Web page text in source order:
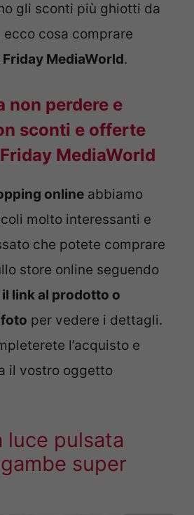
gli sconti più ghiotti da
cosa comprare
Friday MediaWorld.
non perdere e
sconti e offerte
MediaWorld
online abbiamo
molto interessanti e
che potete comprare
store online seguendo
il link al prodotto o
per vedere i dettagli.
l’acquisto e
il vostro oggetto
luce pulsata
super